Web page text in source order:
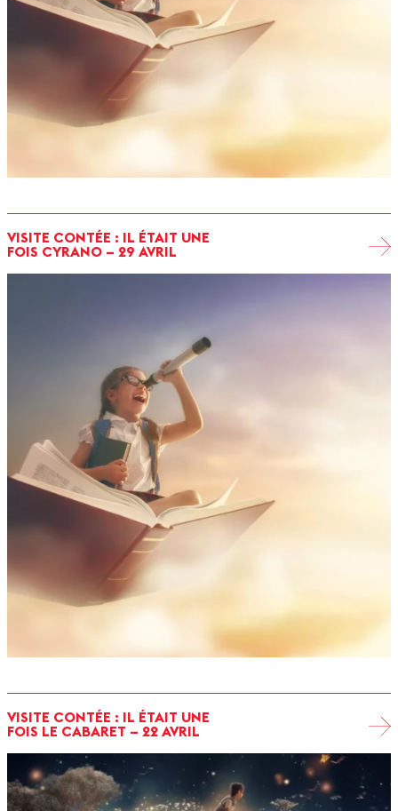
VISITE CONTÉE : IL ÉTAIT UNE
FOIS CYRANO – 29 AVRIL
VISITE CONTÉE : IL ÉTAIT UNE
FOIS LE CABARET – 22 AVRIL